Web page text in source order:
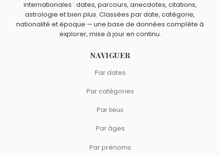
Éléonore Klarwein ?
Filip Nikolic,Denise Grey,Philippe Léotard,Jean-Marc
ThibaultetRenée Simonot sont du signe Vierge.
internationales : dates, parcours, anecdotes, citations,
astrologie et bien plus. Classées par date, catégorie,
nationalité et époque — une base de données complète à
explorer, mise à jour en continu.
NAVIGUER
Par dates
Par catégories
Par lieux
Par âges
Par prénoms